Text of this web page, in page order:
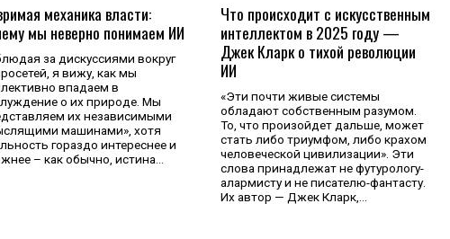
механика власти:
мы неверно понимаем ИИ
за дискуссиями вокруг
я вижу, как мы
впадаем в
о их природе. Мы
их независимыми
машинами», хотя
гораздо интереснее и
– как обычно, истина…
Что происходит с искусственным
интеллектом в 2025 году —
Джек Кларк о тихой революции
ИИ
«Эти почти живые системы
обладают собственным разумом.
То, что произойдет дальше, может
стать либо триумфом, либо крахом
человеческой цивилизации». Эти
слова принадлежат не футурологу-
алармисту и не писателю-фантасту.
Их автор — Джек Кларк,…